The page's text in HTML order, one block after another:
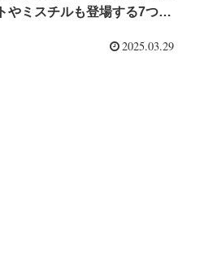
トやミスチルも登場する7つの
2025.03.29